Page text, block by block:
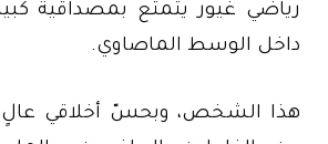
رياضي غيور يتمتع بمصداقية
داخل الوسط الماصاوي.
هذا الشخص، وبحسّ أخلاقي